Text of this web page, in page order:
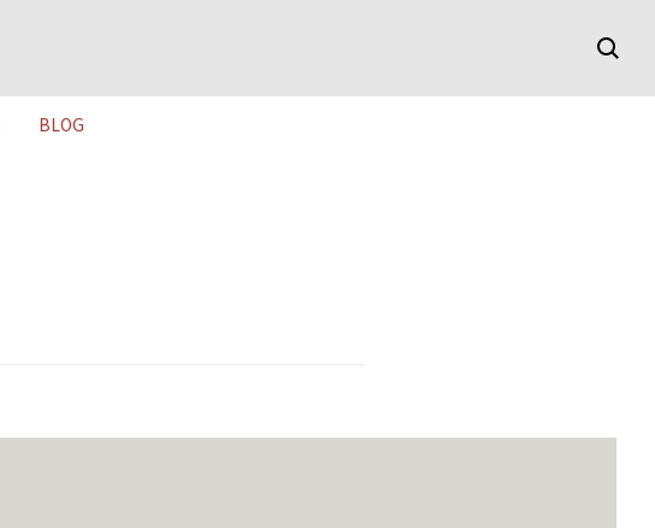
BLOG